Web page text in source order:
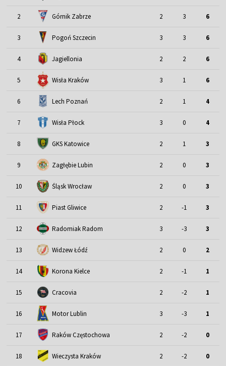
2 Górnik Zabrze 2 3 6
3 Pogoń Szczecin 3 3 6
4 Jagiellonia 2 2 6
5 Wisła Kraków 3 1 6
6 Lech Poznań 2 1 4
7 Wisła Płock 3 0 4
8 GKS Katowice 2 1 3
9 Zagłębie Lubin 2 0 3
10 Śląsk Wrocław 2 0 3
11 Piast Gliwice 2 -1 3
12 Radomiak Radom 3 -3 3
13 Widzew Łódź 2 0 2
14 Korona Kielce 2 -1 1
15 Cracovia 2 -2 1
16 Motor Lublin 3 -3 1
17 Raków Częstochowa 2 -2 0
18 Wieczysta Kraków 2 -2 0